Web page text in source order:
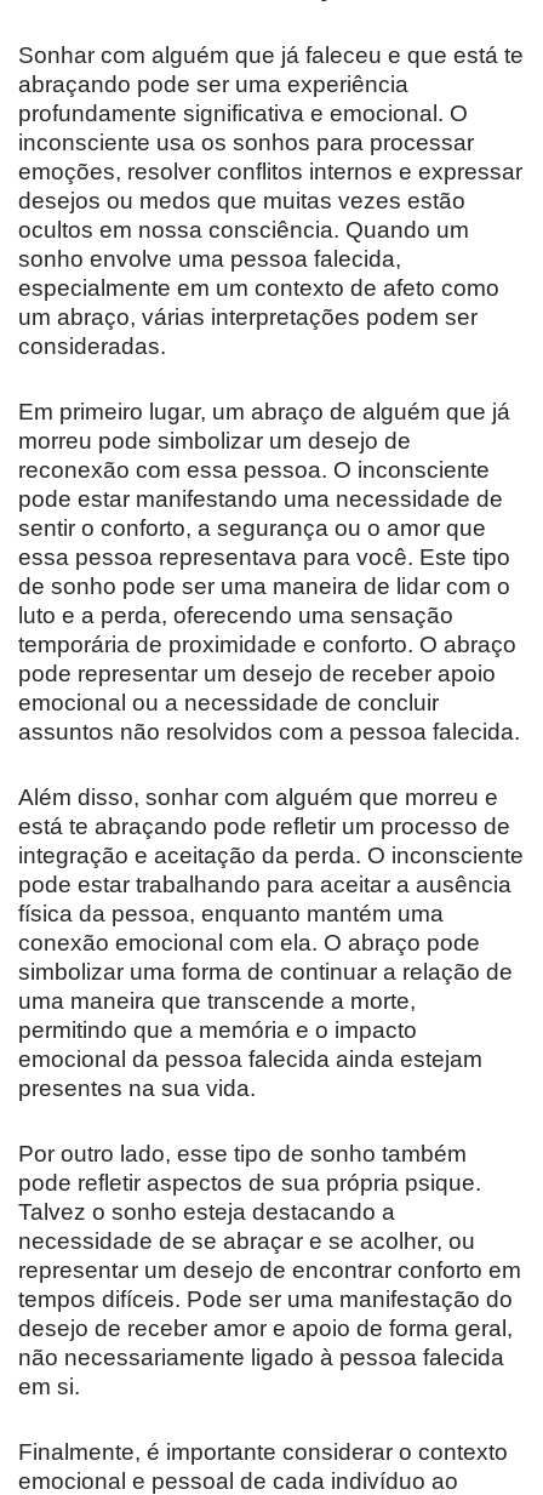
Sonhar com alguém que já faleceu e que está te
abraçando pode ser uma experiência
profundamente significativa e emocional. O
inconsciente usa os sonhos para processar
emoções, resolver conflitos internos e expressar
desejos ou medos que muitas vezes estão
ocultos em nossa consciência. Quando um
sonho envolve uma pessoa falecida,
especialmente em um contexto de afeto como
um abraço, várias interpretações podem ser
consideradas.
Em primeiro lugar, um abraço de alguém que já
morreu pode simbolizar um desejo de
reconexão com essa pessoa. O inconsciente
pode estar manifestando uma necessidade de
sentir o conforto, a segurança ou o amor que
essa pessoa representava para você. Este tipo
de sonho pode ser uma maneira de lidar com o
luto e a perda, oferecendo uma sensação
temporária de proximidade e conforto. O abraço
pode representar um desejo de receber apoio
emocional ou a necessidade de concluir
assuntos não resolvidos com a pessoa falecida.
Além disso, sonhar com alguém que morreu e
está te abraçando pode refletir um processo de
integração e aceitação da perda. O inconsciente
pode estar trabalhando para aceitar a ausência
física da pessoa, enquanto mantém uma
conexão emocional com ela. O abraço pode
simbolizar uma forma de continuar a relação de
uma maneira que transcende a morte,
permitindo que a memória e o impacto
emocional da pessoa falecida ainda estejam
presentes na sua vida.
Por outro lado, esse tipo de sonho também
pode refletir aspectos de sua própria psique.
Talvez o sonho esteja destacando a
necessidade de se abraçar e se acolher, ou
representar um desejo de encontrar conforto em
tempos difíceis. Pode ser uma manifestação do
desejo de receber amor e apoio de forma geral,
não necessariamente ligado à pessoa falecida
em si.
Finalmente, é importante considerar o contexto
emocional e pessoal de cada indivíduo ao